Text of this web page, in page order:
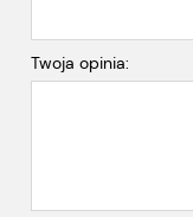
Twoja opinia: